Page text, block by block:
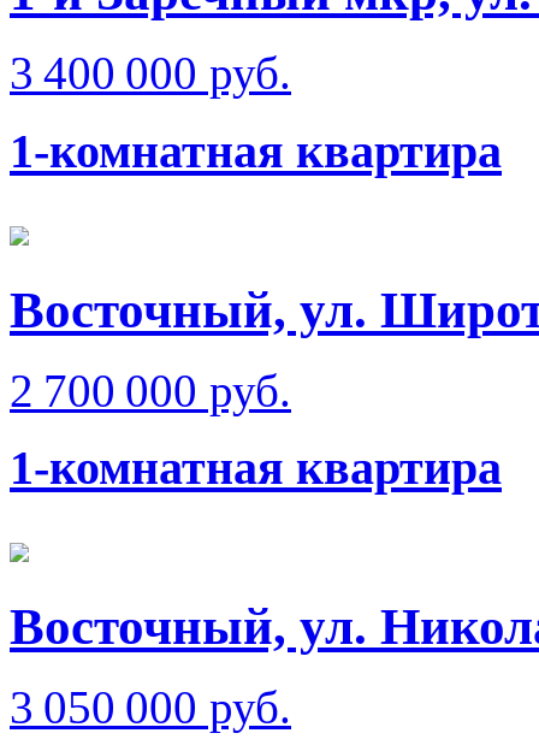
3 400 000 руб.
1-комнатная квартира
Восточный, ул.
2 700 000 руб.
1-комнатная квартира
Восточный, ул.
3 050 000 руб.